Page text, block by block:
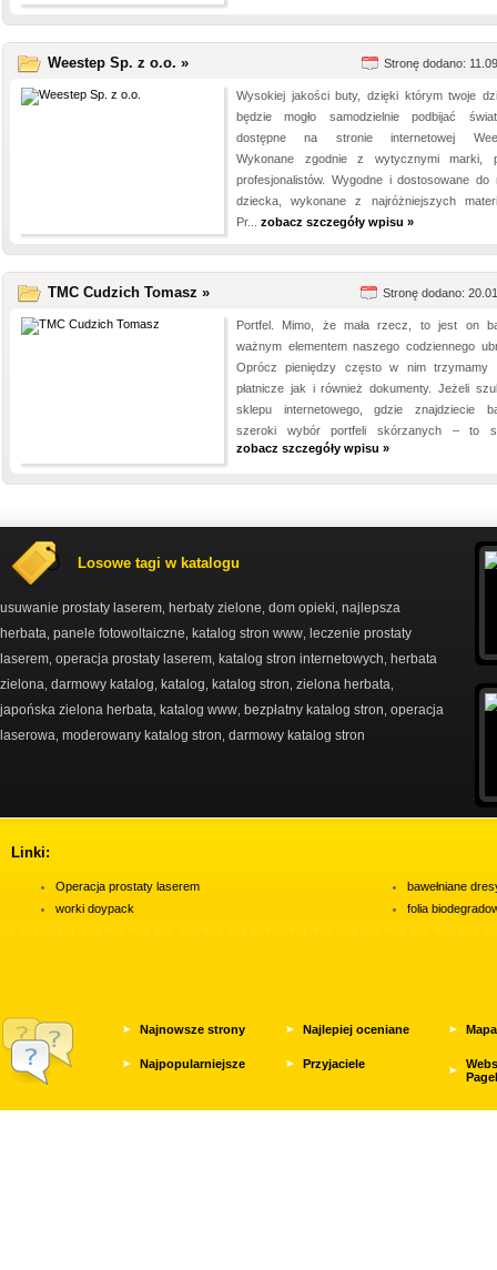
Weestep Sp. z o.o. » Stronę dodano:
Wysokiej jakości buty, dzięki którym twoje
będzie mogło samodzielnie podbijać
dostępne na stronie internetowej
Wykonane zgodnie z wytycznymi marki,
profesjonalistów. Wygodne i dostosowane do
dziecka, wykonane z najróżniejszych
Pr... zobacz szczegóły wpisu »
TMC Cudzich Tomasz » Stronę dodano:
Portfel. Mimo, że mała rzecz, to jest on
ważnym elementem naszego codziennego
Oprócz pieniędzy często w nim trzymamy
płatnicze jak i również dokumenty. Jeżeli
sklepu internetowego, gdzie znajdziecie
szeroki wybór portfeli skórzanych – to
zobacz szczegóły wpisu »
Losowe tagi w katalogu
usuwanie prostaty laserem herbaty zielone dom opieki najlepsza
herbata panele fotowoltaiczne katalog stron www
leczenie prostaty
laserem operacja prostaty laserem katalog stron internetowych
herbata
zielona darmowy katalog katalog katalog stron zielona herbata
japońska zielona herbata katalog www bezpłatny katalog stron operacja
laserowa moderowany katalog stron darmowy katalog stron
Linki:
Operacja prostaty laserem
worki doypack
bawełniane
folia
Najnowsze strony Najlepiej oceniane
Najpopularniejsze Przyjaciele